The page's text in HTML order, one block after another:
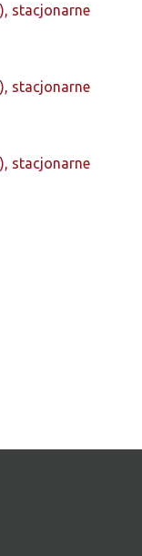
stacjonarne
stacjonarne
stacjonarne